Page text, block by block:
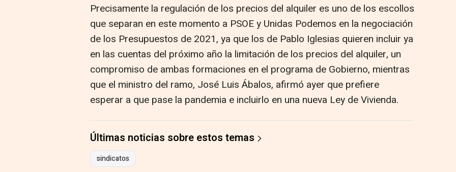
Precisamente la regulación de los precios del alquiler es uno de los escollos
que separan en este momento a PSOE y Unidas Podemos en la negociación
de los Presupuestos de 2021, ya que los de Pablo Iglesias quieren incluir ya
en las cuentas del próximo año la limitación de los precios del alquiler, un
compromiso de ambas formaciones en el programa de Gobierno, mientras
que el ministro del ramo, José Luis Ábalos, afirmó ayer que prefiere
esperar a que pase la pandemia e incluirlo en una nueva Ley de Vivienda.
Últimas noticias sobre estos temas
sindicatos